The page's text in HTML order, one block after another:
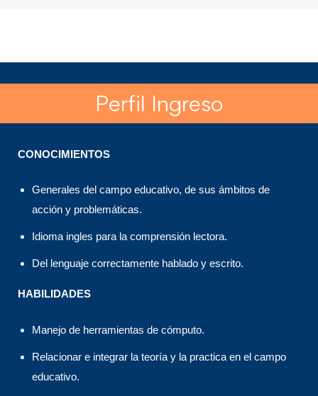
Perfil Ingreso
CONOCIMIENTOS
Generales del campo educativo, de sus ámbitos de
acción y problemáticas.
Idioma ingles para la comprensión lectora.
Del lenguaje correctamente hablado y escrito.
HABILIDADES
Manejo de herramientas de cómputo.
Relacionar e integrar la teoría y la practica en el campo
educativo.